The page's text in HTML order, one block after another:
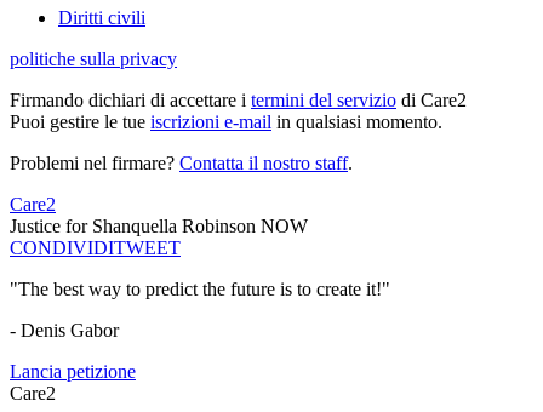
Diritti civili
politiche sulla privacy
Firmando dichiari di accettare i termini del servizio di Care2
Puoi gestire le tue iscrizioni e-mail in qualsiasi momento.
Problemi nel firmare? Contatta il nostro staff.
Care2
Justice for Shanquella Robinson NOW
CONDIVIDITWEET
"The best way to predict the future is to create it!"
- Denis Gabor
Lancia petizione
Care2